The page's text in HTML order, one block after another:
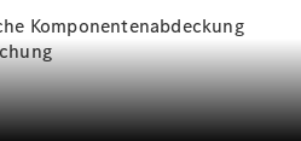
Komponentenabdeckung